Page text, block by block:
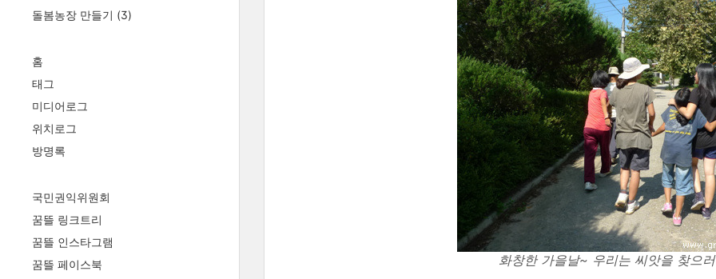
돌봄농장 만들기 (3)
홈
태그
미디어로그
위치로그
방명록
국민권익위원회
꿈뜰 링크트리
꿈뜰 인스타그램
꿈뜰 페이스북
화창한 가을날~ 우리는 씨앗을 찾으